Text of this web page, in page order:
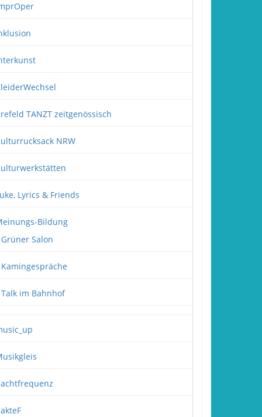
TANZT zeitgenössisch
NRW
Lyrics & Friends
Bildung
Grüner Salon
Kamingespräche
Talk im Bahnhof